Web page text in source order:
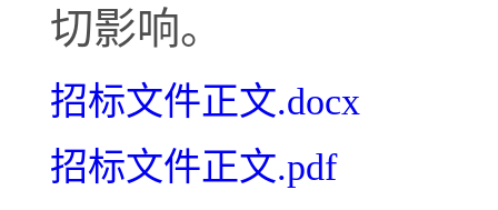
切影响。
招标文件正文.docx
招标文件正文.pdf